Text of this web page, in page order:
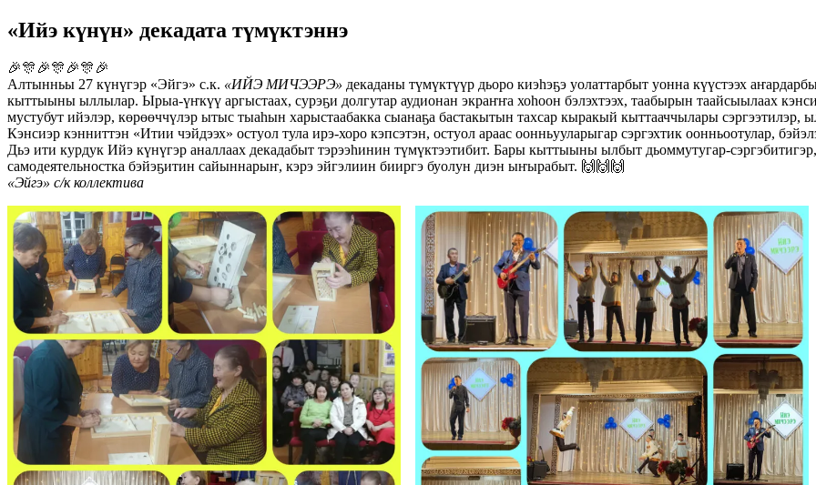
«Ийэ күнүн» декадата түмүктэннэ
🎉🎊🎉🎊🎉🎊🎉
Алтынньы 27 күнүгэр «Эйгэ» с.к. «ИЙЭ МИЧЭЭРЭ» декаданы түмүктүүр дьоро киэһэҕэ уолаттарбыт уонна күүстээх
кыттыыны ыллылар. Ырыа-үҥкүү аргыстаах, сурэҕи долгутар аудионан экраҥҥа хоһоон бэлэхтээх, таабырын таайсыылаах
мустубут ийэлэр, көрөөччүлэр ытыс тыаһын харыстаабакка сыанаҕа бастакытын тахсар кыракый кыттааччылары
Кэнсиэр кэнниттэн «Итии чэйдээх» остуол тула ирэ-хоро кэпсэтэн, остуол араас оонньууларыгар сэргэхтик оонньоотулар,
Дьэ ити курдук Ийэ күнүгэр аналлаах декадабыт тэрээһинин түмүктээтибит. Бары кыттыыны ылбыт дьоммутугар-
самодеятельностка бэйэҕитин сайыннарыҥ, кэрэ эйгэлиин бииргэ буолун диэн ыҥырабыт. 🙌🙌🙌
«Эйгэ» с/к коллектива